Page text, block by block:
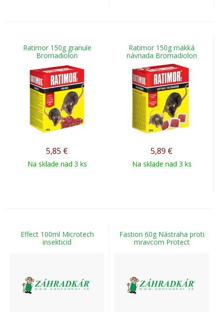
Ratimor 150g granule
Bromadiolon
5,85 €
Na sklade nad 3 ks
Ratimor 150g mäkká
návnada Bromadiolon
5,89 €
Na sklade nad 3 ks
Effect 100ml Microtech
insekticid
Fastion 60g Nástraha proti
mravcom Protect